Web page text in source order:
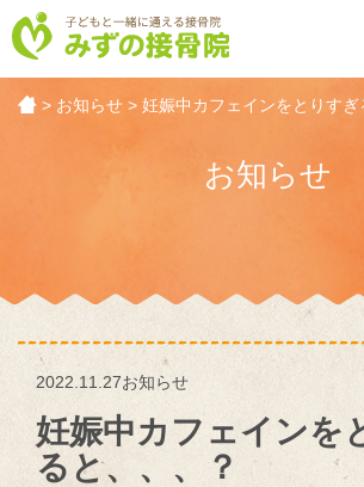
> お知らせ >妊娠中カフェインをとりすぎ
お知らせ
2022.11.27お知らせ
妊娠中カフェインを
ると、、、？